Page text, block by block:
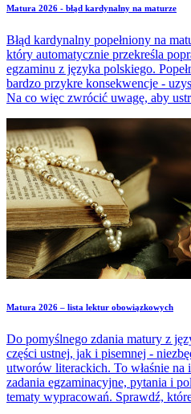
Matura 2026 - błąd kardynalny na maturze
Błąd kardynalny popełniony na
który automatycznie przekreśla
egzaminu z języka polskiego.
bardzo przykre konsekwencje -
Na co więc zwrócić uwagę, aby
niezdaniem matury?
Matura 2026 – lista lektur obowiązkowych
Do pomyślnego zdania matury z
części ustnej, jak i pisemnej -
utworów literackich. To właśnie na
zadania egzaminacyjne, pytania i
tematy wypracowań. Sprawdź,